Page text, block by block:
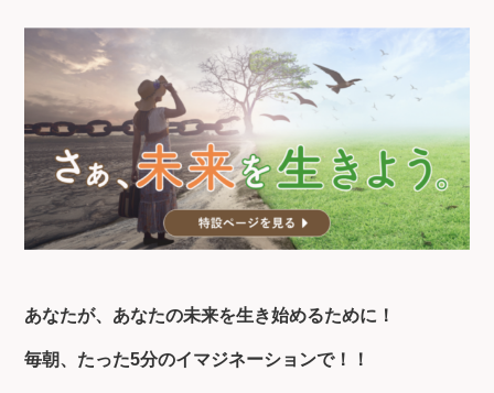
あなたが、あなたの未来を生き始めるために！
毎朝、たった5分のイマジネーションで！！